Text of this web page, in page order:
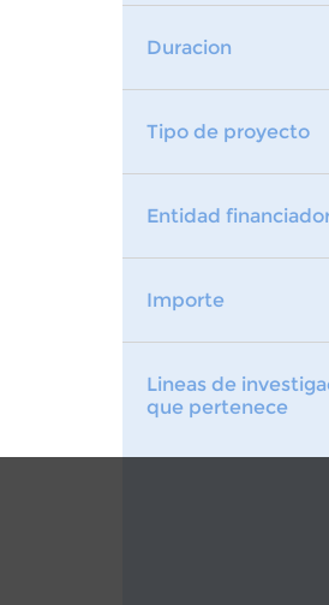
Duracion
Tipo de proyecto
Entidad
Importe
Lineas de
que pertenece